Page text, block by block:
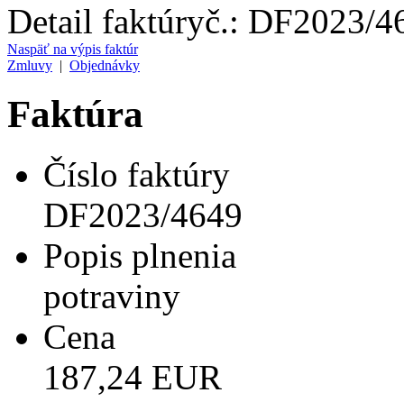
Detail faktúryč.: DF2023/
Naspäť na výpis faktúr
Zmluvy | Objednávky
Faktúra
Číslo faktúry
DF2023/4649
Popis plnenia
potraviny
Cena
187,24 EUR